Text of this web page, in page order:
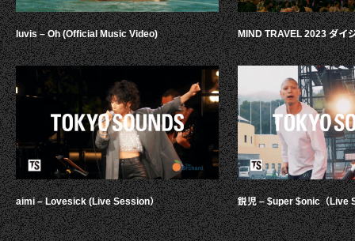
luvis – Oh (Official Music Video)
aimi – Lovesick (Live Session）
MIND TRAVEL 2023 ダイ
鋭児 – $uper $onic（Live